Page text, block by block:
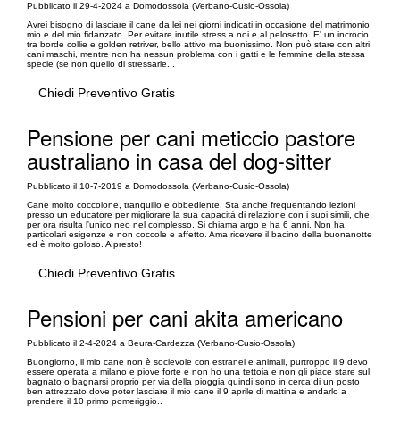
Pubblicato il 29-4-2024 a Domodossola (Verbano-Cusio-Ossola)
Avrei bisogno di lasciare il cane da lei nei giorni indicati in occasione del matrimonio
mio e del mio fidanzato. Per evitare inutile stress a noi e al pelosetto. E' un incrocio
tra borde collie e golden retriver, bello attivo ma buonissimo. Non può stare con altri
cani maschi, mentre non ha nessun problema con i gatti e le femmine della stessa
specie (se non quello di stressarle...
Chiedi Preventivo Gratis
Pensione per cani meticcio pastore
australiano in casa del dog-sitter
Pubblicato il 10-7-2019 a Domodossola (Verbano-Cusio-Ossola)
Cane molto coccolone, tranquillo e obbediente. Sta anche frequentando lezioni
presso un educatore per migliorare la sua capacità di relazione con i suoi simili, che
per ora risulta l'unico neo nel complesso. Si chiama argo e ha 6 anni. Non ha
particolari esigenze e non coccole e affetto. Ama ricevere il bacino della buonanotte
ed è molto goloso. A presto!
Chiedi Preventivo Gratis
Pensioni per cani akita americano
Pubblicato il 2-4-2024 a Beura-Cardezza (Verbano-Cusio-Ossola)
Buongiorno, il mio cane non è socievole con estranei e animali, purtroppo il 9 devo
essere operata a milano e piove forte e non ho una tettoia e non gli piace stare sul
bagnato o bagnarsi proprio per via della pioggia quindi sono in cerca di un posto
ben attrezzato dove poter lasciare il mio cane il 9 aprile di mattina e andarlo a
prendere il 10 primo pomeriggio..